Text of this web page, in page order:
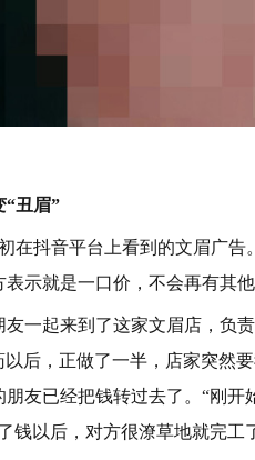
“丑眉”
在抖音平台上看到的文眉广
示就是一口价，不会再有其他
友一起来到了这家文眉店，负
以后，正做了一半，店家突然
友已经把钱转过去了。“刚
钱以后，对方很潦草地就完工